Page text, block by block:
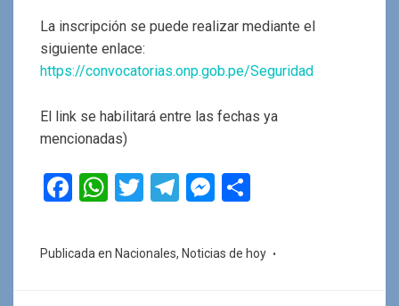
La inscripción se puede realizar mediante el
siguiente enlace:
https://convocatorias.onp.gob.pe/Seguridad
El link se habilitará entre las fechas ya
mencionadas)
F
ce
W
at
T
tt
T
e
M
se m
Publicada en Nacionales, Noticias de hoy